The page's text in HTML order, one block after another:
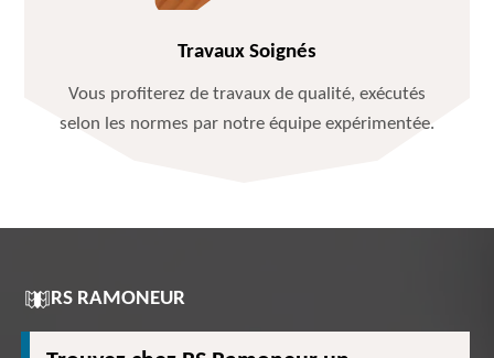
Travaux Soignés
Vous profiterez de travaux de qualité, exécutés
selon les normes par notre équipe expérimentée.
RS RAMONEUR